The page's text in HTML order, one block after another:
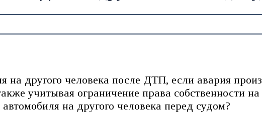
на другого человека после ДТП, если авария
учитывая ограничение права собственности
на другого человека перед судом?